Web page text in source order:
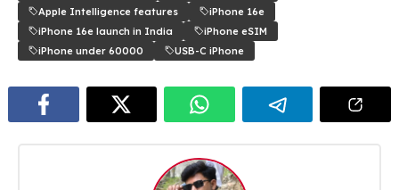
Apple Intelligence features
iPhone 16e
iPhone 16e launch in India
iPhone eSIM
iPhone under 60000
USB-C iPhone